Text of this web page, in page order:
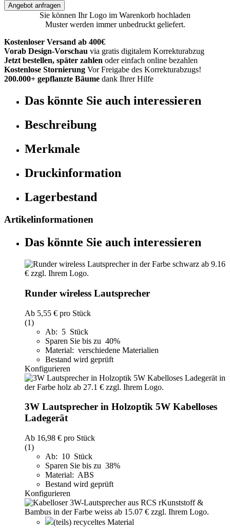
Angebot anfragen
Sie können Ihr Logo im Warenkorb hochladen
Muster werden immer unbedruckt geliefert.
Kostenloser Versand ab 400€
Vorab Design-Vorschau via gratis digitalem Korrekturabzug
Jetzt bestellen, später zahlen oder einfach online bezahlen
Kostenlose Stornierung Vor Freigabe des Korrekturabzugs!
200.000+ gepflanzte Bäume dank Ihrer Hilfe
Das könnte Sie auch interessieren
Beschreibung
Merkmale
Druckinformation
Lagerbestand
Artikelinformationen
Das könnte Sie auch interessieren
Runder wireless Lautsprecher
Ab 5,55 € pro Stück
(1)
Ab: 5 Stück
Sparen Sie bis zu 40%
Material: verschiedene Materialien
Bestand wird geprüft
Konfigurieren
3W Lautsprecher in Holzoptik 5W Kabelloses
Ladegerät
Ab 16,98 € pro Stück
(1)
Ab: 10 Stück
Sparen Sie bis zu 38%
Material: ABS
Bestand wird geprüft
Konfigurieren
(teils) recyceltes Material